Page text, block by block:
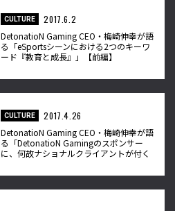
CULTURE
2017.6.2
DetonatioN Gaming CEO・梅崎伸幸が語
る「eSportsシーンにおける2つのキーワ
ード『教育と成長』」【前編】
CULTURE
2017.4.26
DetonatioN Gaming CEO・梅崎伸幸が語
る「DetonatioN Gamingのスポンサー
に、何故ナショナルクライアントが付く